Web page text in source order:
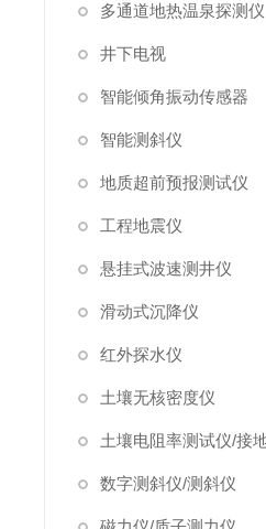
多通道地热温泉探测仪
井下电视
智能倾角振动传感器
智能测斜仪
地质超前预报测试仪
工程地震仪
悬挂式波速测井仪
滑动式沉降仪
红外探水仪
土壤无核密度仪
数字测斜仪/测斜仪